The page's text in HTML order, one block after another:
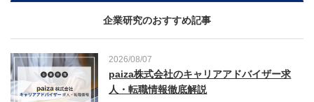
企業研究のおすすめ記事
2026/08/07
paiza株式会社のキャリアアドバイザー求
人・転職情報徹底解説